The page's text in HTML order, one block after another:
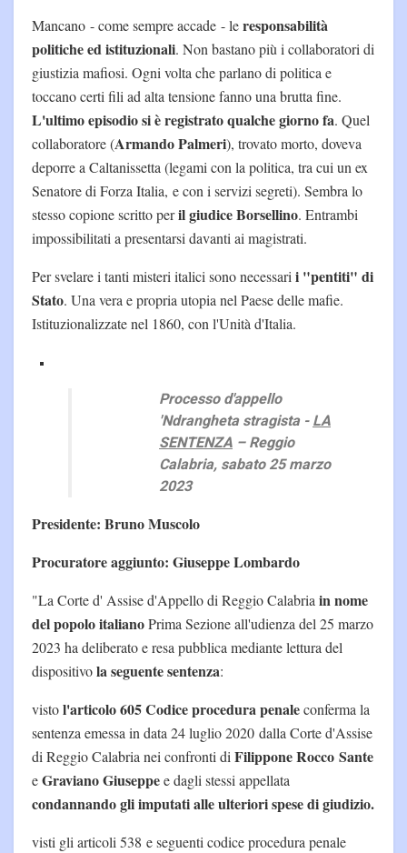
Mancano - come sempre accade - leresponsabilità
politiche ed istituzionali. Non bastano più i collaboratori di
giustizia mafiosi. Ogni volta che parlano di politica e
toccano certi fili ad alta tensione fanno una brutta fine.
L'ultimo episodio si è registrato qualche giorno fa. Quel
collaboratore (Armando Palmeri), trovato morto, doveva
deporre a Caltanissetta (legami con la politica, tra cui un ex
Senatore di Forza Italia, e con i servizi segreti). Sembra lo
stesso copione scritto peril giudice Borsellino. Entrambi
impossibilitati a presentarsi davanti ai magistrati.
Per svelare i tanti misteri italici sono necessari i "pentiti" di
Stato. Una vera e propria utopia nel Paese delle mafie.
Istituzionalizzate nel 1860, con l'Unità d'Italia.
Processo d'appello
'Ndrangheta stragista -LA
SENTENZA – Reggio
Calabria, sabato 25 marzo
2023
Presidente: Bruno Muscolo
Procuratore aggiunto: Giuseppe Lombardo
"La Corte d' Assise d'Appello di Reggio Calabria in nome
del popolo italianoPrima Sezione all'udienza del 25 marzo
2023 ha deliberato e resa pubblica mediante lettura del
dispositivola seguente sentenza:
vistol'articolo 605 Codice procedura penaleconferma la
sentenza emessa in data 24 luglio 2020 dalla Corte d'Assise
di Reggio Calabria nei confronti di Filippone Rocco Sante
eGraviano Giuseppee dagli stessi appellata
condannando gli imputati alle ulteriori spese di giudizio.
visti gli articoli 538 e seguenti codice procedura penale